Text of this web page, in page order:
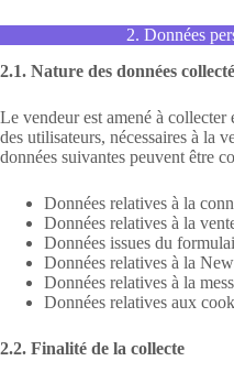
2. Données
2.1. Nature des données
Le vendeur est amené à collecter
des utilisateurs, nécessaires à la
données suivantes peuvent être
Données relatives à la
Données relatives à la
Données issues du
Données relatives à la
Données relatives à la
Données relatives aux
2.2. Finalité de la collecte